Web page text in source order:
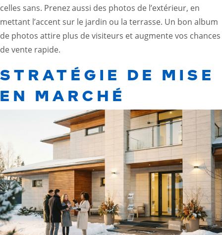
celles sans. Prenez aussi des photos de l’extérieur, en
mettant l’accent sur le jardin ou la terrasse. Un bon album
de photos attire plus de visiteurs et augmente vos chances
de vente rapide.
STRATÉGIE DE MISE
EN MARCHÉ